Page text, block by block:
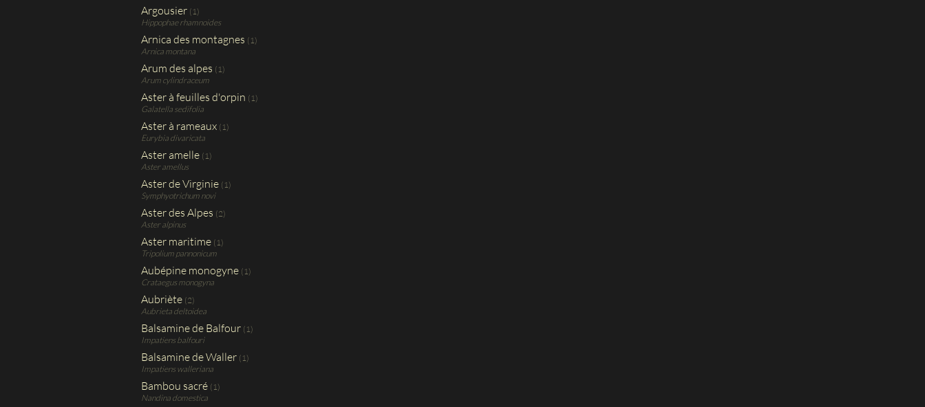
Argousier (1)
Hippophae rhamnoides
Arnica des montagnes (1)
Arnica montana
Arum des alpes (1)
Arum cylindraceum
Aster à feuilles d'orpin (1)
Galatella sedifolia
Aster à rameaux (1)
Eurybia divaricata
Aster amelle (1)
Aster amellus
Aster de Virginie (1)
Symphyotrichum novi
Aster des Alpes (2)
Aster alpinus
Aster maritime (1)
Tripolium pannonicum
Aubépine monogyne (1)
Crataegus monogyna
Aubriète (2)
Aubrieta deltoidea
Balsamine de Balfour (1)
Impatiens balfouri
Balsamine de Waller (1)
Impatiens walleriana
Bambou sacré (1)
Nandina domestica